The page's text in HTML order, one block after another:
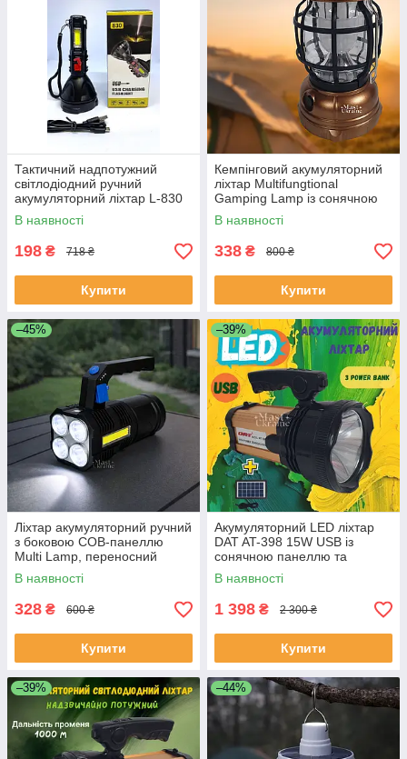
Тактичний надпотужний
світлодіодний ручний
акумуляторний ліхтар L-830
В наявності
198 ₴ 718 ₴
Купити
Кемпінговий акумуляторний
ліхтар Multifungtional
Gamping Lamp із сонячною
панеллю VL-G88
В наявності
338 ₴ 800 ₴
Купити
–45%
Ліхтар акумуляторний ручний
з боковою COB-панеллю
Multi Lamp, переносний
світлодіодний LED-ліхтарик
Чорний, MFL-X508-Black
В наявності
328 ₴ 600 ₴
Купити
–39%
Акумуляторний LED ліхтар
DAT AT-398 15W USB із
сонячною панеллю та
функцією Power Bank
9000mAh -AAL-15.
В наявності
1 398 ₴ 2 300 ₴
Купити
–39% –44%